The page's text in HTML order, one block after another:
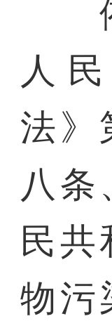
依
人
法》
八条
民共
物污